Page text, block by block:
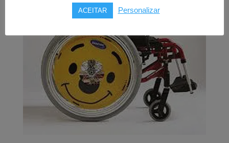
ACEITAR Personalizar